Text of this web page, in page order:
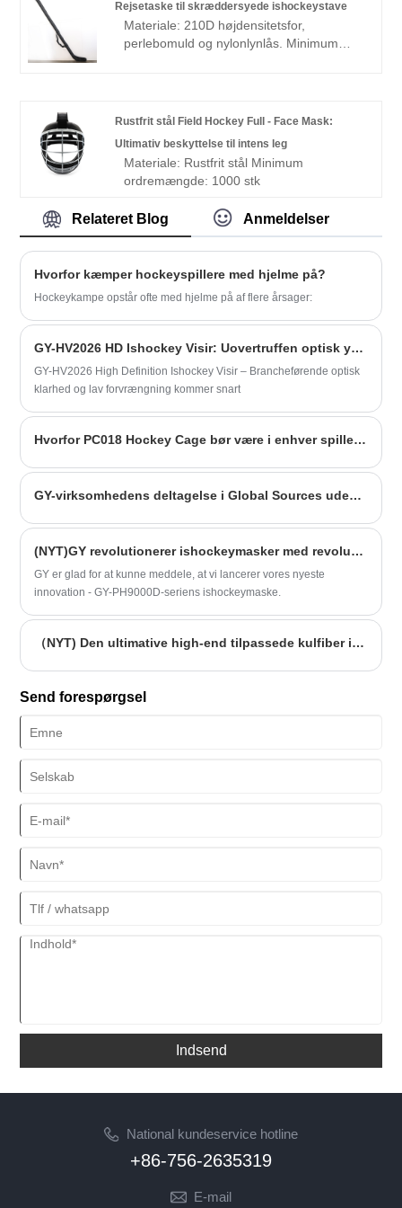
spænder hockey spiller hjelm tilbehør og
oplev den forskel, de gør i dit spil. Slut dig
til vores tilfredse kunder og løft din
bygge et partnerskab, der vil overgå alle
forventninger.
over Kina og opnår beundring fra kunder
over hele verden. Deres urokkelige
engagement i ekspertise gennemsyrer
Rejsetaske til skræddersyede ishockeystave
Materiale: 210D højdensitetsfor,
perlebomuld og nylonlynlås. Minimum
Rustfrit stål Field Hockey Full - Face Mask:
Ultimativ beskyttelse til intens leg
Materiale: Rustfrit stål Minimum
ordremængde: 1000 stk
Relateret Blog Anmeldelser
Hvorfor kæmper hockeyspillere med hjelme på?
Hockeykampe opstår ofte med hjelme på af flere årsager:
GY-HV2026 HD Ishockey Visir: Uovertruffen optisk ydeevne testet og bekræftet | Kommer snart
GY-HV2026 High Definition Ishockey Visir – Brancheførende optisk
klarhed og lav forvrængning kommer snart
Hvorfor PC018 Hockey Cage bør være i enhver spillers Arsenal
GY-virksomhedens deltagelse i Global Sources udendørs aktivitetsprodukter-udstilling afholdt i Hong Kong den 27. oktober var en stor succes og tiltrak mange nye kunder.
(NYT)GY revolutionerer ishockeymasker med revolutionær 3D-gitterudskrivningsteknologi
GY er glad for at kunne meddele, at vi lancerer vores nyeste
innovation - GY-PH9000D-seriens ishockeymaske.
（NYT) Den ultimative high-end tilpassede kulfiber ishockey målmandsmaske
Send forespørgsel
Indsend
National kundeservice hotline
+86-756-2635319
E-mail